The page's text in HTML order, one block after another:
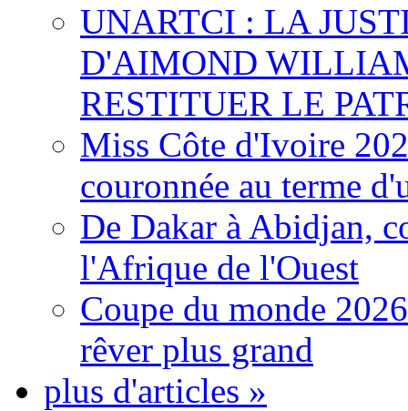
UNARTCI : LA
D'AIMOND
RESTITUER LE
Miss Côte d'Ivoire
couronnée au terme
De Dakar à Abidjan,
l'Afrique de l'Ouest
Coupe du monde
rêver plus grand
plus d'articles »